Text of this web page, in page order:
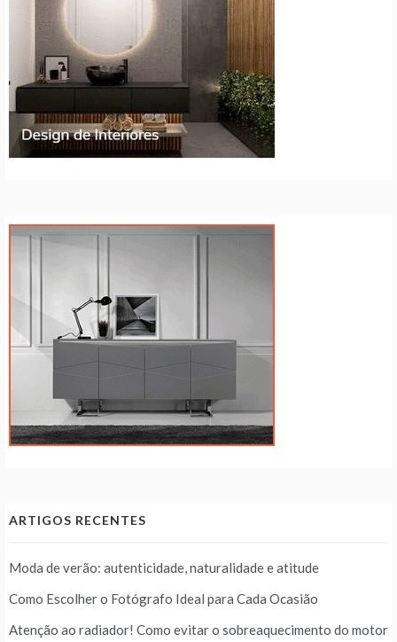
ARTIGOS RECENTES
Moda de verão: autenticidade, naturalidade e atitude
Como Escolher o Fotógrafo Ideal para Cada Ocasião
Atenção ao radiador! Como evitar o sobreaquecimento do motor